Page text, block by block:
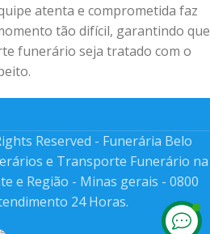
atenta e comprometida faz
tão difícil, garantindo que
funerário seja tratado com o
Reserved - Funerária Belo
e Transporte Funerário na
e Região - Minas gerais - 0800
24 Horas.